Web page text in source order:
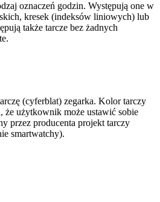
oznaczeń godzin. Występują one w
kresek (indeksów liniowych) lub
także tarcze bez żadnych
(cyferblat) zegarka. Kolor tarczy
że użytkownik może ustawić sobie
przez producenta projekt tarczy
smartwatchy).